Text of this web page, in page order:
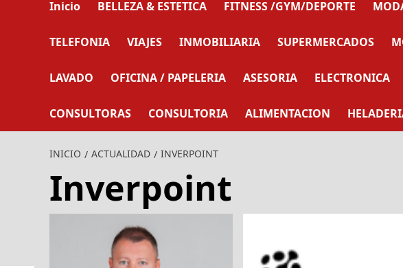
Inicio BELLEZA & ESTETICA FITNESS /GYM/DEPORTE
TELEFONIA VIAJES INMOBILIARIA SUPERMERCADOS
LAVADO OFICINA / PAPELERIA ASESORIA ELECTRONICA
CONSULTORAS CONSULTORIA ALIMENTACION
INICIO ACTUALIDAD INVERPOINT
Inverpoint